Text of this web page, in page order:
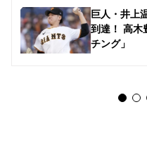
巨人・井上
到達！ 高木
チング」